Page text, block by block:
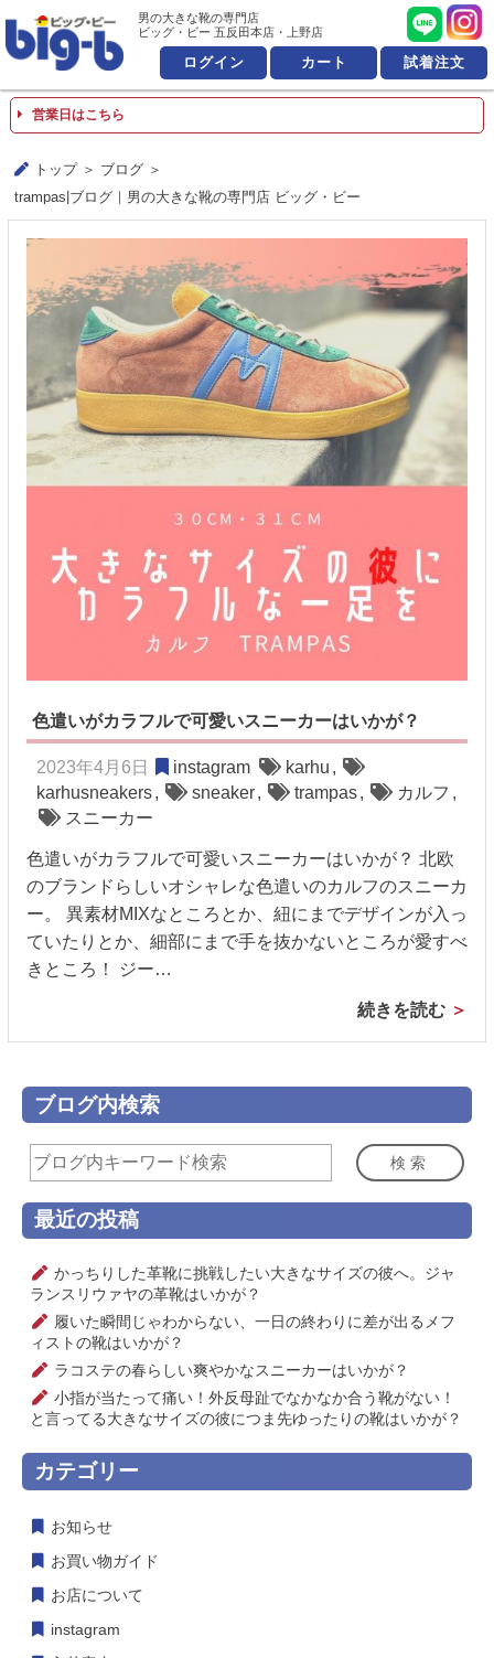
男の大きな靴の専門店 ビッ
男の大きな靴の専門店
ビッグ・ビー 五反田本店・上野店
ログイン カート 試着注文
営業日はこちら
トップ
ブログ
trampas|ブログ｜男の大きな靴の専門店 ビッグ・ビー
色遣いがカラフルで可愛いスニーカーはいかが？
2023年4月6日 instagram karhu ,
karhusneakers, sneaker, trampas, カルフ ,
スニーカー
色遣いがカラフルで可愛いスニーカーはいかが？ 北欧
のブランドらしいオシャレな色遣いのカルフのスニーカ
ー。 異素材MIXなところとか、紐にまでデザインが入っ
ていたりとか、細部にまで手を抜かないところが愛すべ
きところ！ ジー…
続きを読む
ブログ内検索
検索
最近の投稿
かっちりした革靴に挑戦したい大きなサイズの彼へ。ジャ
ランスリウァヤの革靴はいかが？
履いた瞬間じゃわからない、一日の終わりに差が出るメフ
ィストの靴はいかが？
ラコステの春らしい爽やかなスニーカーはいかが？
小指が当たって痛い！外反母趾でなかなか合う靴がない！
と言ってる大きなサイズの彼につま先ゆったりの靴はいかが？
カテゴリー
お知らせ
お買い物ガイド
お店について
instagram